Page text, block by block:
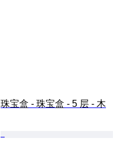
珠宝盒 - 珠宝盒 - 5 层 - 木